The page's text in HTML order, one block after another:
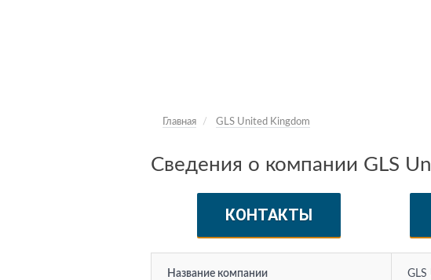
Главная GLS United Kingdom
Сведения о компании GLS
КОНТАКТЫ
Название компании GLS